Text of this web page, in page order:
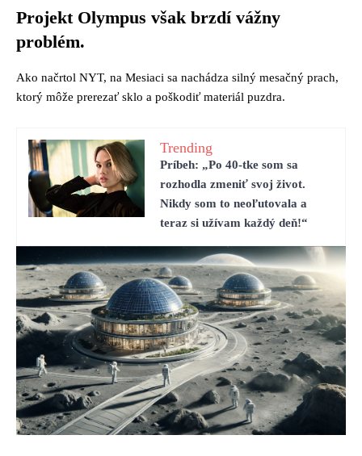
Projekt Olympus však brzdí vážny
problém.
Ako načrtol NYT, na Mesiaci sa nachádza silný mesačný prach,
ktorý môže prerezať sklo a poškodiť materiál puzdra.
Trending
Príbeh: „Po 40-tke som sa
rozhodla zmeniť svoj život.
Nikdy som to neoľutovala a
teraz si užívam každý deň!“